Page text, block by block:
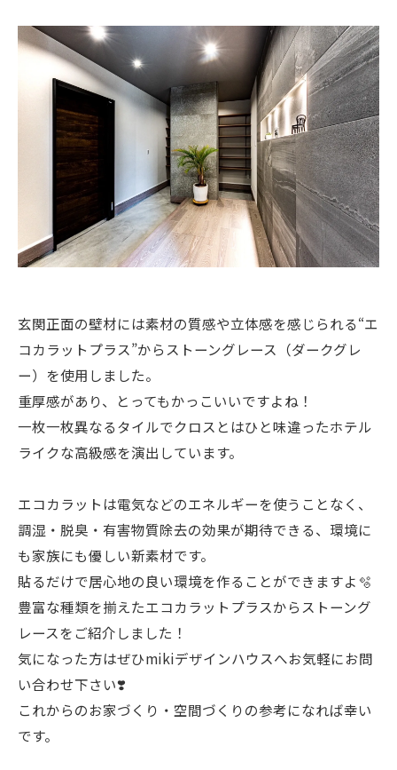
玄関正面の壁材には素材の質感や立体感を感じられる“エ
コカラットプラス”からストーングレース（ダークグレ
ー）を使用しました。
重厚感があり、とってもかっこいいですよね！
一枚一枚異なるタイルでクロスとはひと味違ったホテル
ライクな高級感を演出しています。
エコカラットは電気などのエネルギーを使うことなく、
調湿・脱臭・有害物質除去の効果が期待できる、環境に
も家族にも優しい新素材です。
貼るだけで居心地の良い環境を作ることができますよ🫧
豊富な種類を揃えたエコカラットプラスからストーング
レースをご紹介しました！
気になった方はぜひmikiデザインハウスへお気軽にお問
い合わせ下さい❣️
これからのお家づくり・空間づくりの参考になれば幸い
です。